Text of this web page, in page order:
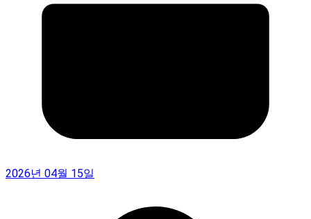
2026년 04월 15일